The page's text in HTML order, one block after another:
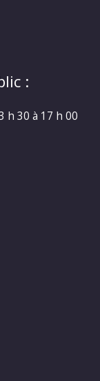
:
h 30 à 17 h 00